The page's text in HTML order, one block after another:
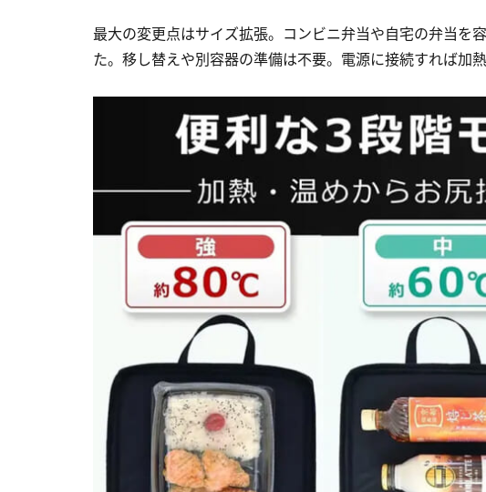
最大の変更点はサイズ拡張。コンビニ弁当や自宅の弁当を
た。移し替えや別容器の準備は不要。電源に接続すれば加熱